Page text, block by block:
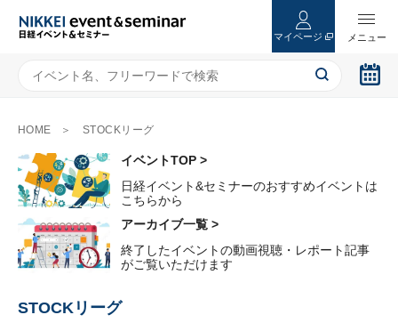
マイページ
HOME STOCKリーグ
イベントTOP >
日経イベント&セミナーのおすすめイベントは
こちらから
アーカイブ一覧 >
終了したイベントの動画視聴・レポート記事
がご覧いただけます
STOCKリーグ